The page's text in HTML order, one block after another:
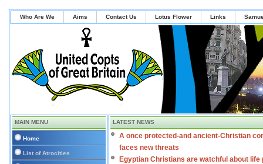
Who Are We Aims Contact Us Lotus Flower Links
MAIN MENU
Home
List of Atrocities
LATEST NEWS
A once protected-and ancient-Christian
faces new threats
Egyptian Christians are watchful about life